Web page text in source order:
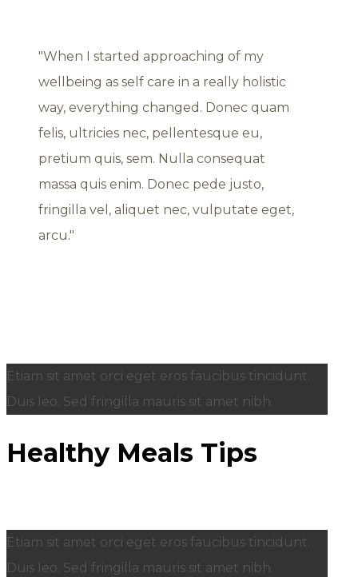
When I started approaching of my
wellbeing as self care in a really holistic
way, everything changed. Donec quam
felis, ultricies nec, pellentesque eu,
pretium quis, sem. Nulla consequat
massa quis enim. Donec pede justo,
fringilla vel, aliquet nec, vulputate eget,
arcu.
Etiam sit amet orci eget eros faucibus tincidunt.
Duis leo. Sed fringilla mauris sit amet nibh.
Healthy Meals Tips
Etiam sit amet orci eget eros faucibus tincidunt.
Duis leo. Sed fringilla mauris sit amet nibh.